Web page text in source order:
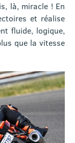
là, miracle ! En
et réalise
fluide, logique,
que la vitesse